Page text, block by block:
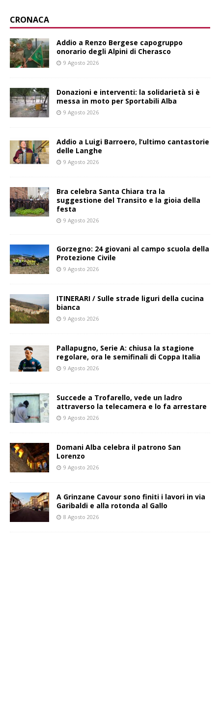
CRONACA
Addio a Renzo Bergese capogruppo
onorario degli Alpini di Cherasco
9 Agosto 2026
Donazioni e interventi: la solidarietà si è
messa in moto per Sportabili Alba
9 Agosto 2026
Addio a Luigi Barroero, l’ultimo cantastorie
delle Langhe
9 Agosto 2026
Bra celebra Santa Chiara tra la
suggestione del Transito e la gioia della
festa
9 Agosto 2026
Gorzegno: 24 giovani al campo scuola della
Protezione Civile
9 Agosto 2026
ITINERARI / Sulle strade liguri della cucina
bianca
9 Agosto 2026
Pallapugno, Serie A: chiusa la stagione
regolare, ora le semifinali di Coppa Italia
9 Agosto 2026
Succede a Trofarello, vede un ladro
attraverso la telecamera e lo fa arrestare
9 Agosto 2026
Domani Alba celebra il patrono San
Lorenzo
9 Agosto 2026
A Grinzane Cavour sono finiti i lavori in via
Garibaldi e alla rotonda al Gallo
8 Agosto 2026